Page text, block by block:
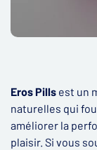
Eros Pills est un
naturelles qui
améliorer la
plaisir. Si vous